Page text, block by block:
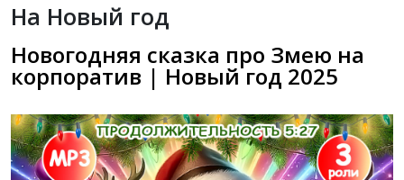
На Новый год
Новогодняя сказка про Змею на
корпоратив | Новый год 2025